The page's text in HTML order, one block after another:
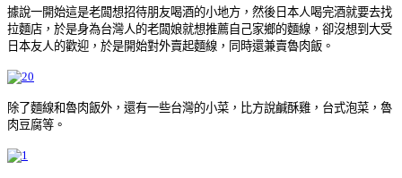
據說一開始這是老闆想招待朋友喝酒的小地方，然後日本人喝完酒就要去找
拉麵店，於是身為台灣人的老闆娘就想推薦自己家鄉的麵線，卻沒想到大受
日本友人的歡迎，於是開始對外賣起麵線，同時還兼賣魯肉飯。
除了麵線和魯肉飯外，還有一些台灣的小菜，比方說鹹酥雞，台式泡菜，魯
肉豆腐等。